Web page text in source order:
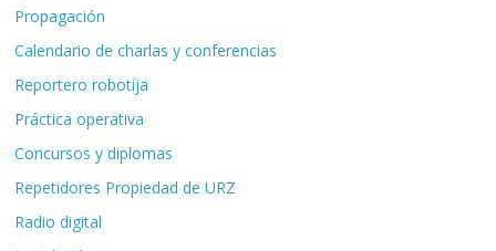
Propagación
Calendario de charlas y conferencias
Reportero robotija
Práctica operativa
Concursos y diplomas
Repetidores Propiedad de URZ
Radio digital